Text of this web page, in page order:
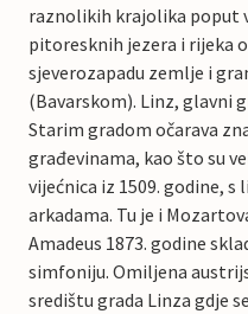
raznolikih krajolika poput
pitoresknih jezera i rijeka
sjeverozapadu zemlje i
(Bavarskom). Linz, glavni
Starim gradom očarava
građevinama, kao što su
vijećnica iz 1509. godine,
arkadama. Tu je i
Amadeus 1873. godine
simfoniju. Omiljena
središtu grada Linza gdje